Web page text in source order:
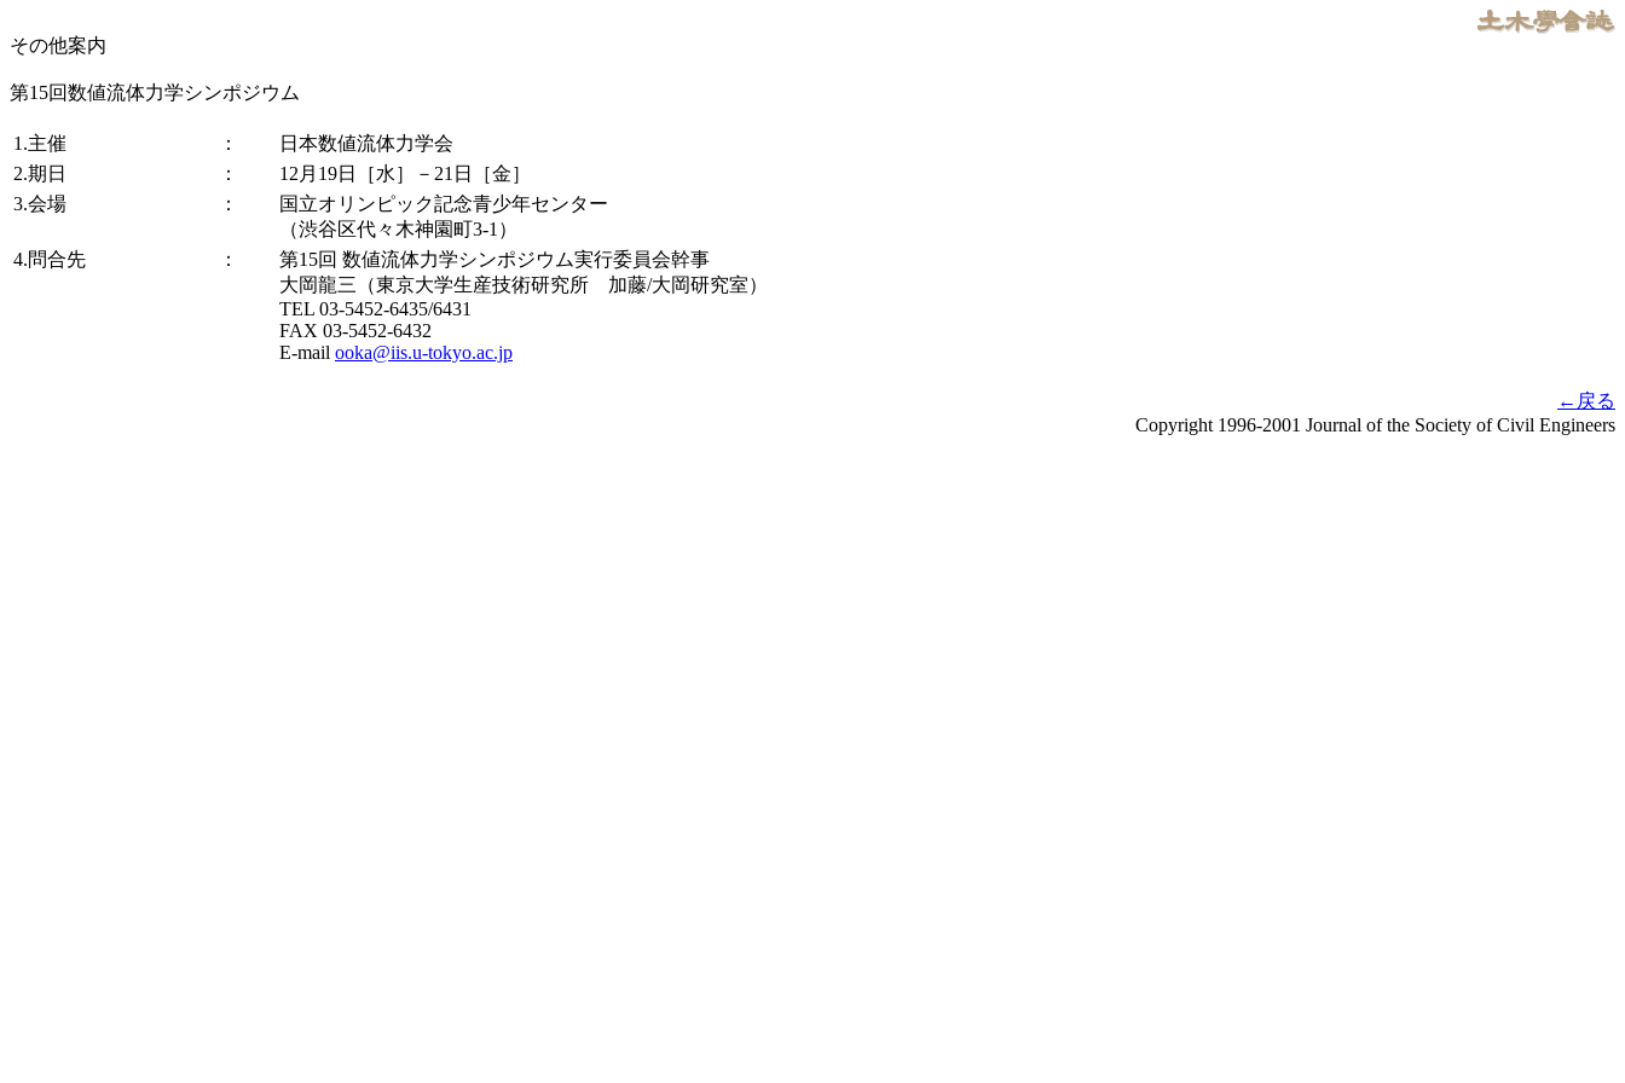
その他案内
第15回数値流体力学シンポジウム
1.主催 ：
日本数値流体力学会
2.期日
：
12月19日［水］－21日［金］
3.会場
：
国立オリンピック記念青少年センター
（渋谷区代々木神園町3-1）
4.問合先
：
第15回 数値流体力学シンポジウム実行委員会幹事
大岡龍三（東京大学生産技術研究所 加藤/大岡研究室）
TEL 03-5452-6435/6431
FAX 03-5452-6432
E-mail ooka@iis.u-tokyo.ac.jp
←戻る
Copyright 1996-2001 Journal of the Society of Civil Engineers